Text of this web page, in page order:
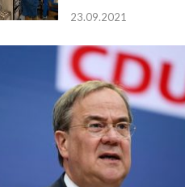
23.09.2021